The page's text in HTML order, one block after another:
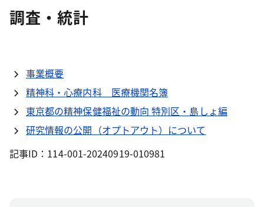
調査・統計
事業概要
精神科・心療内科 医療機関名簿
東京都の精神保健福祉の動向 特別区・島しょ編
研究情報の公開（オプトアウト）について
記事ID：114-001-20240919-010981